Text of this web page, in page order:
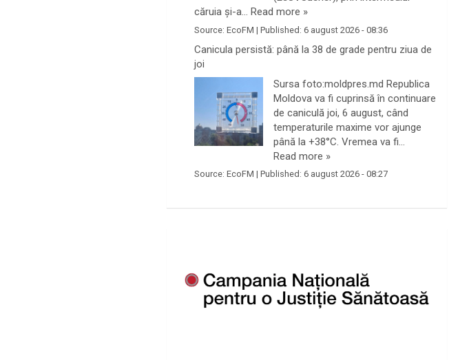
căruia și-a…Read more »
Source:EcoFM |Published:6 august 2026 - 08:36
Canicula persistă: până la 38 de grade pentru ziua de
joi
Sursa foto:moldpres.md Republica
Moldova va fi cuprinsă în continuare
de caniculă joi, 6 august, când
temperaturile maxime vor ajunge
până la +38°C. Vremea va fi…
Read more »
Source:EcoFM |Published:6 august 2026 - 08:27